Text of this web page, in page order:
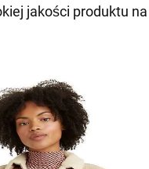
jakości produktu na